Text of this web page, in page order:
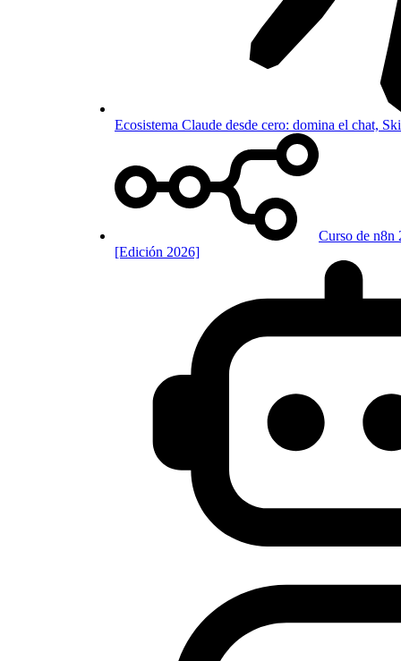
Ecosistema Claude desde cero: domina el chat,
Curso de n8n
[Edición 2026]